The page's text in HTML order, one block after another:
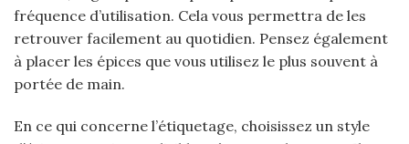
fréquence d’utilisation. Cela vous permettra de les
retrouver facilement au quotidien. Pensez également
à placer les épices que vous utilisez le plus souvent à
portée de main.
En ce qui concerne l’étiquetage, choisissez un style